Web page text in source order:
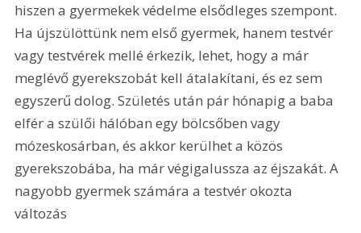
hiszen a gyermekek védelme elsődleges szempont.
Ha újszülöttünk nem első gyermek, hanem testvér
vagy testvérek mellé érkezik, lehet, hogy a már
meglévő gyerekszobát kell átalakítani, és ez sem
egyszerű dolog. Születés után pár hónapig a baba
elfér a szülői hálóban egy bölcsőben vagy
mózeskosárban, és akkor kerülhet a közös
gyerekszobába, ha már végigalussza az éjszakát. A
nagyobb gyermek számára a testvér okozta
változás